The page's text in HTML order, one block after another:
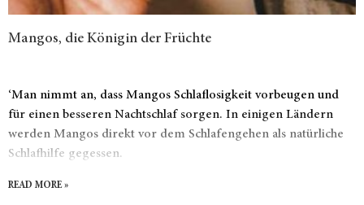
Mangos, die Königin der Früchte
‘Man nimmt an, dass Mangos Schlaflosigkeit vorbeugen und
für einen besseren Nachtschlaf sorgen. In einigen Ländern
werden Mangos direkt vor dem Schlafengehen als natürliche
Schlafhilfe gegessen.
READ MORE »